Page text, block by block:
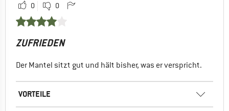
0 0
ZUFRIEDEN
Der Mantel sitzt gut und hält bisher, was er verspricht.
VORTEILE